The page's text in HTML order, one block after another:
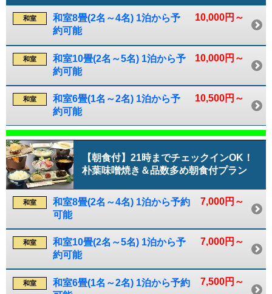
10,000円～
和室
和室8畳(2名～4名) 1泊から予
約可能
10,000円～
和室
和室10畳(2名～5名) 1泊から予
約可能
10,500円～
和室
和室6畳(1名～2名) 1泊から予
約可能
【朝食付】21時までチェックインOK！
朴葉味噌焼き＆品数多め朝食付プラン
7,000円～
和室
和室8畳(2名～4名) 1泊から予約
可能
7,000円～
和室
和室10畳(2名～5名) 1泊から予
約可能
7,500円～
和室
和室6畳(1名～2名) 1泊から予約